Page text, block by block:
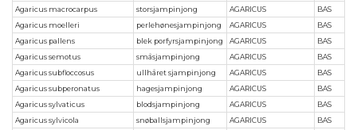
Agaricus macrocarpus
storsjampinjong AGARICUS
BAS
Agaricus moelleri
perlehønesjampinjong AGARICUS
BAS
Agaricus pallens
blek porfyrsjampinjong AGARICUS
BAS
Agaricus semotus
småsjampinjong AGARICUS
BAS
Agaricus subfloccosus
ullhåret sjampinjong AGARICUS
BAS
Agaricus subperonatus
hagesjampinjong AGARICUS
BAS
Agaricus sylvaticus
blodsjampinjong AGARICUS
BAS
Agaricus sylvicola
snøballsjampinjong AGARICUS
BAS